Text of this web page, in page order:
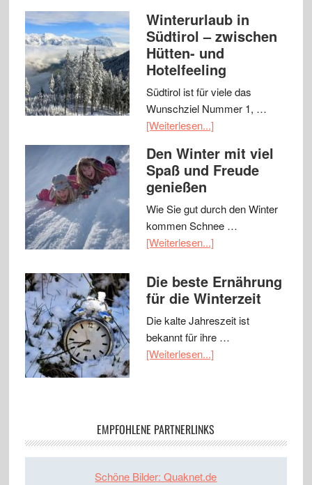
Winterurlaub in
Südtirol – zwischen
Hütten- und
Hotelfeeling
Südtirol ist für viele das
Wunschziel Nummer 1, …
[Weiterlesen...]
Den Winter mit viel
Spaß und Freude
genießen
Wie Sie gut durch den Winter
kommen Schnee …
[Weiterlesen...]
Die beste Ernährung
für die Winterzeit
Die kalte Jahreszeit ist
bekannt für ihre …
[Weiterlesen...]
EMPFOHLENE PARTNERLINKS
Schöne Bilder: Quaknet.de